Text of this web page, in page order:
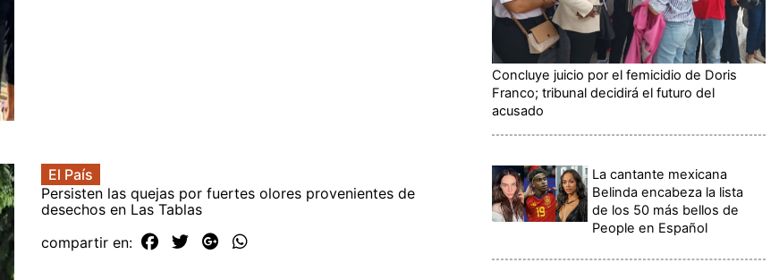
El País
Persisten las quejas por fuertes olores provenientes de
desechos en Las Tablas
compartir en:
Concluye juicio por el femicidio de Doris
Franco; tribunal decidirá el futuro del
acusado
La cantante mexicana
Belinda encabeza la lista
de los 50 más bellos de
People en Español